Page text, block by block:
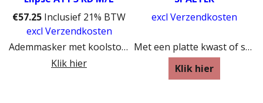
€57.25 Inclusief 21% BTW
excl Verzendkosten
Ademmasker met koolstoffilters
Klik hier
excl Verzendkosten
Met een platte kwast of spalter gaat schilderen en lakken gemakkelijker
Klik hier